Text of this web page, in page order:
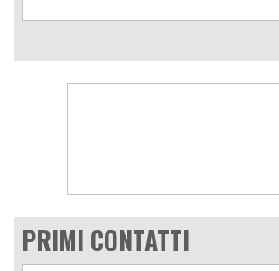
PRIMI CONTATTI